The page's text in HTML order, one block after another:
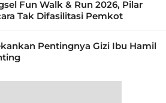
Fun Walk & Run 2026, Pilar
Tak Difasilitasi Pemkot
Pentingnya Gizi Ibu Hamil